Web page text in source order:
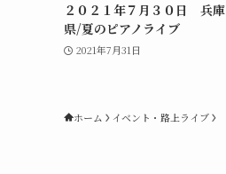
２０２１年７月３０日 兵庫
県/夏のピアノライブ
2021年7月31日
ホーム イベント・路上ライブ